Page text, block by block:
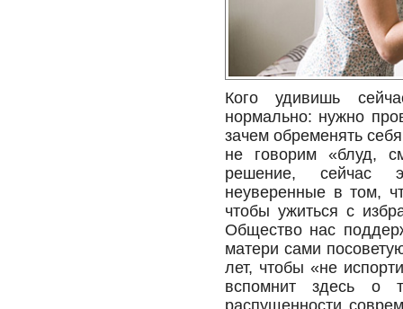
Кого удивишь
нормально: нужно
зачем обременять
не говорим «блуд,
решение, сейчас
неуверенные в том,
чтобы ужиться с
Общество нас
матери сами
лет, чтобы «не
вспомнит здесь о
распущенности